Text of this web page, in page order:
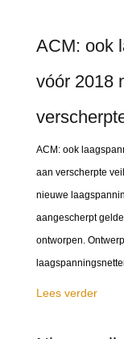
ACM: ook
vóór 2018
ACM: ook
aan verscherpte
nieuwe
aangescherpt
ontworpen.
Lees verder